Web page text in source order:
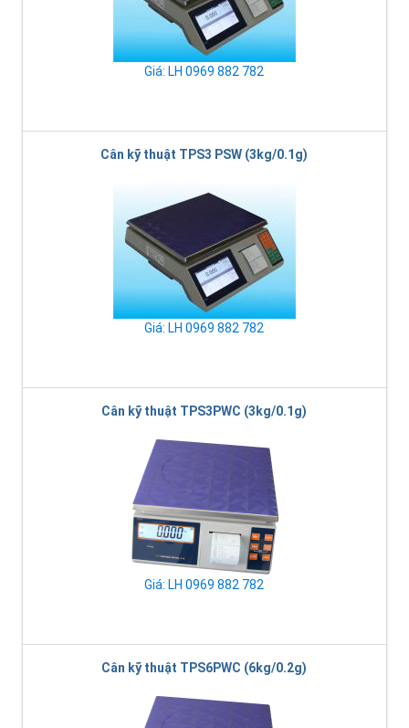
Giá: LH 0969 882 782
Cân kỹ thuật TPS3 PSW (3kg/0.1g)
Giá: LH 0969 882 782
Cân kỹ thuật TPS3PWC (3kg/0.1g)
Giá: LH 0969 882 782
Cân kỹ thuật TPS6PWC (6kg/0.2g)